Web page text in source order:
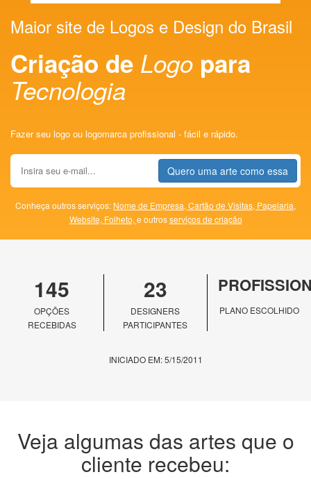
Maior site de Logos e Design do Brasil
Criação de Logo para
Tecnologia
Fazer seu logo ou logomarca profissional - fácil e rápido.
Quero uma arte como essa
Conheça outros serviços: Nome de Empresa, Cartão de Visitas, Papelaria,
Website, Folheto, e outrosserviços de criação
145
OPÇÕES
RECEBIDAS
23
DESIGNERS
PARTICIPANTES
PLANO ESCOLHIDO
INICIADO EM: 5/15/2011
Veja algumas das artes que o
cliente recebeu: